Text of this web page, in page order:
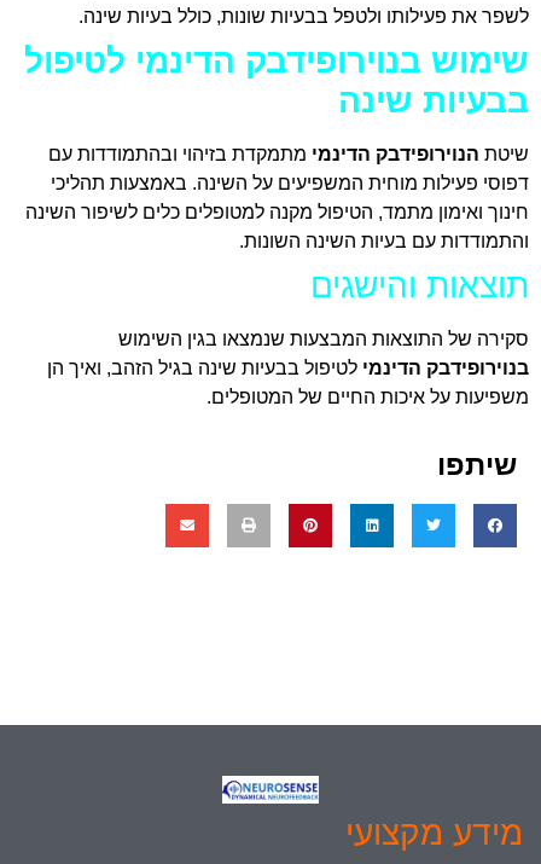
לשפר את פעילותו ולטפל בבעיות שונות, כולל בעיות שינה.
שימוש בנוירופידבק הדינמי לטיפול
בבעיות שינה
שיטת הנוירופידבק הדינמי מתמקדת בזיהוי ובהתמודדות עם
דפוסי פעילות מוחית המשפיעים על השינה. באמצעות תהליכי
חינוך ואימון מתמד, הטיפול מקנה למטופלים כלים לשיפור השינה
והתמודדות עם בעיות השינה השונות.
תוצאות והישגים
סקירה של התוצאות המבצעות שנמצאו בגין השימוש
בנוירופידבק הדינמי לטיפול בבעיות שינה בגיל הזהב, ואיך הן
משפיעות על איכות החיים של המטופלים.
שיתפו
מידע מקצועי